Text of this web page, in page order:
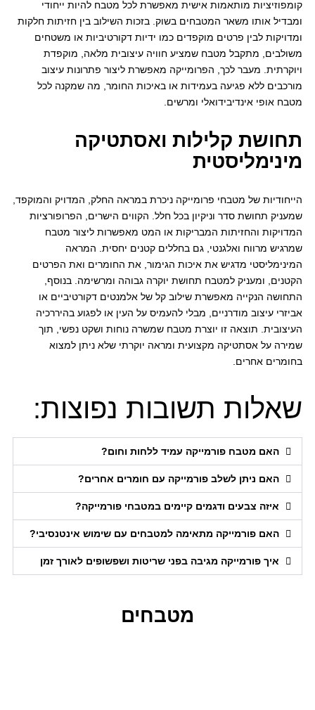
קומפוזיציות מותאמות אישית מאפשרת לכל מטבח להיות ייחודי
ומבדיל אותו משאר המטבחים בשוק. בזכות השילוב בין חזיתות חלקות
ומדויקות לבין פרטים מוקפדים כמו ידיות דקורטיביות או משטחים
משולבים, מתקבל מטבח שמציע חוויה עיצובית מלאה, מוקפדת
ויוקרתית. מעבר לכך, הפרומייקה מאפשרת ליצור פתרונות עיצוב
מורכבים ללא פגיעה בעמידות או באיכות החומר, מה שמקנה לכל
מטבח אופי אינדיבידואלי ומרשים.
תחושת קלילות ואסתטיקה
מינימליסטית
הייחודיות של מטבחי פרומייקה ניכרת במראה החלק, המדויק והמוקפד,
שמעניק תחושת סדר וניקיון בכל חלל. הקווים הישרים, הפרופורציות
המדויקות והחזיתות המבריקות או המט מאפשרות ליצור מטבח
שמרגיש מרווח ואלגנטי, גם בחללים קטנים יחסית. המראה
המינימליסטי מדגיש את איכות הגימור, את החומרים ואת הפרטים
הקטנים, ומעניק למטבח תחושת יוקרה גבוהה ומרשימה. בנוסף,
התחושה הנקייה מאפשרת שילוב קל של אלמנטים דקורטיביים או
אביזרי עיצוב מודרניים, מבלי להעמיס על העין או לפגוע בהיררכיה
העיצובית. תוצאה זו יוצרת מטבח שמשרה נוחות ושקט נפשי, תוך
שמירה על אסתטיקה מקצועית ומראה יוקרתי שלא ניתן למצוא
בחומרים אחרים.
שאלות תשובות נפוצות:
האם מטבח פורמייקה עמיד ללחות וחום?
האם ניתן לשלב פורמייקה עם חומרים אחרים?
איזה צבעים ודגמים קיימים במטבחי פורמייקה?
האם פורמייקה מתאימה למטבחים עם שימוש אינטנסיבי?
איך פורמייקה מגיבה בפני שריטות ושפשופים לאורך זמן
מטבחים